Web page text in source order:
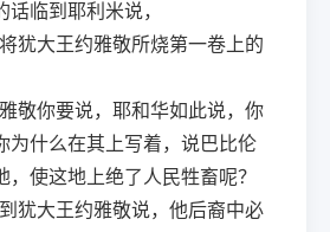
临到耶利米说，
犹大王约雅敬所烧第一卷上的
敬你要说，耶和华如此说，你
为什么在其上写着，说巴比伦
，使这地上绝了人民牲畜呢？
犹大王约雅敬说，他后裔中必